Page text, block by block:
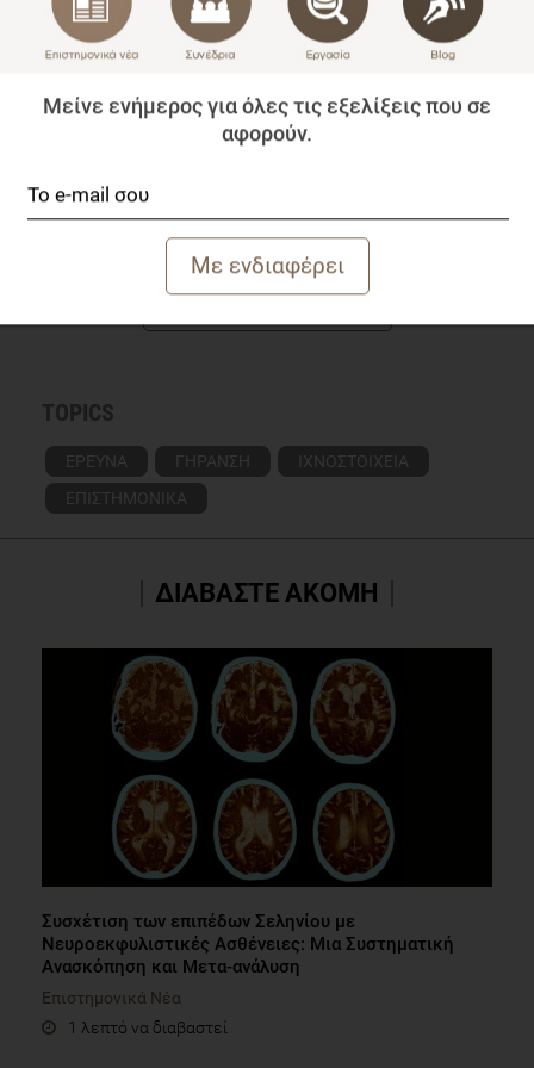
ΜΑΡΊΑ ΓΙΑΝΝΑΚΟΎ
Διαιτολόγος – Διατροφολόγος
TOPICS
ΕΡΕΥΝΑ ΓΗΡΑΝΣΗ
ΙΧΝΟΣΤΟΙΧΕΙΑ
ΕΠΙΣΤΗΜΟΝΙΚΑ
ΔΙΑΒΑΣΤΕ ΑΚΟΜΗ
Συσχέτιση των επιπέδων Σεληνίου με
Νευροεκφυλιστικές Ασθένειες: Μια Συστηματική
Ανασκόπηση και Μετα-ανάλυση
Επιστημονικά Νέα
1 λεπτό να διαβαστεί
Μείνε ενήμερος για όλες τις εξελίξεις που σε
αφορούν.